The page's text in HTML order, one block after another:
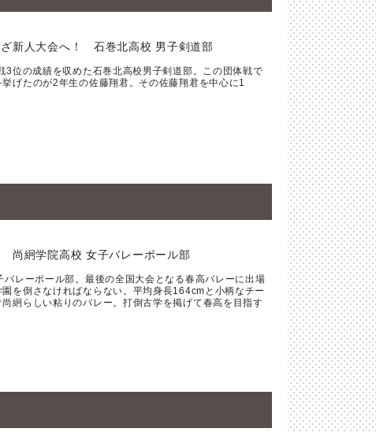
新人大会へ！ 石巻北高校 男子剣道部
3位の成績を収めた石巻北高校男子剣道部。この団体戦で
げたのが2年生の佐藤翔君。その佐藤翔君を中心に1
尚絅学院高校 女子バレーボール部
レーボール部。最後の全国大会となる春高バレーに出場
を倒さなければならない。平均身長164cmと小柄なチー
絅らしい粘りのバレー。打倒古学を掲げて春高を目指す